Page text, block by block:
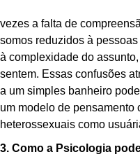
vezes a falta de
somos reduzidos à
à complexidade do
sentem. Essas confusões
a um simples banheiro
um modelo de pensamento
heterossexuais como
3. Como a Psicologia